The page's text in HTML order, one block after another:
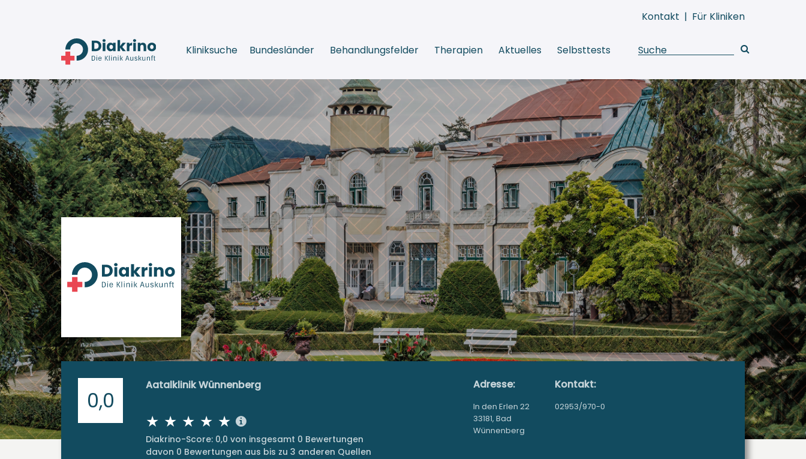
Kontakt | Für Kliniken
Kliniksuche Bundesländer Behandlungsfelder Therapien Aktuelles Selbsttests
0,0
Aatalklinik Wünnenberg
Diakrino-Score: 0,0 von insgesamt 0 Bewertungen
davon 0 Bewertungen aus bis zu 3 anderen Quellen
Adresse:
In den Erlen 22
33181, Bad
Wünnenberg
Kontakt:
02953/970-0